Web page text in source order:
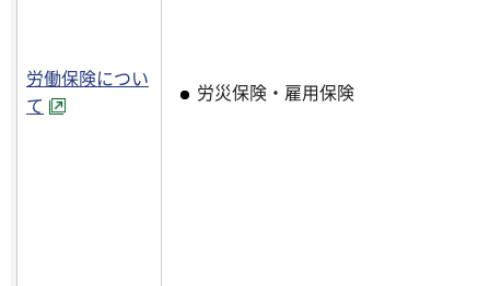
労働保険につい
て
労災保険・雇用保険